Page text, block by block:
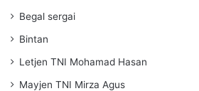
Begal sergai
Bintan
Letjen TNI Mohamad Hasan
Mayjen TNI Mirza Agus